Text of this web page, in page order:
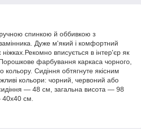
спинкою й оббивкою з
Дуже м'який і комфортний
вписується в інтер'єр як
Порошкове фарбування каркаса чорного,
кольору. Сидіння обтягнуте якісним
кольори: чорний, червоний або
— 48 см, загальна висота — 98
см.